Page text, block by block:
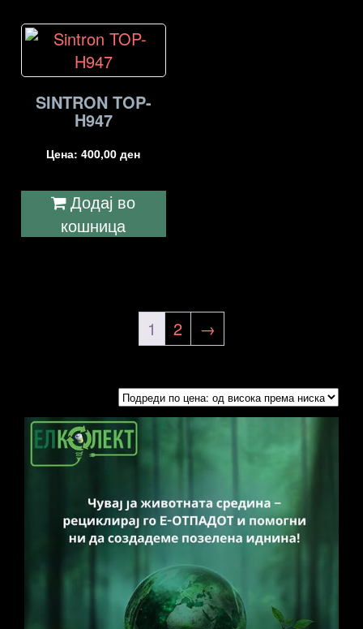
SINTRON TOP-
H947
Цена:400,00ден
Додај во
кошница
1 2 →